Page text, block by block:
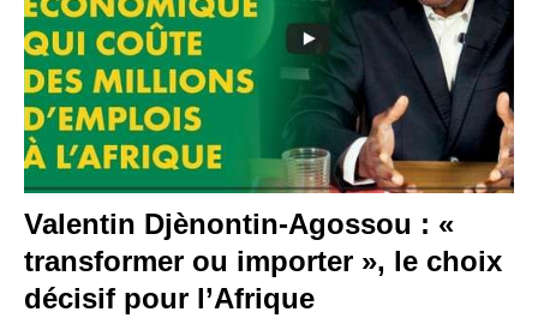
Valentin Djènontin-Agossou : «
transformer ou importer », le choix
décisif pour l’Afrique